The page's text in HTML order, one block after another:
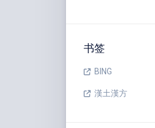
书签
BING
漢土漢方